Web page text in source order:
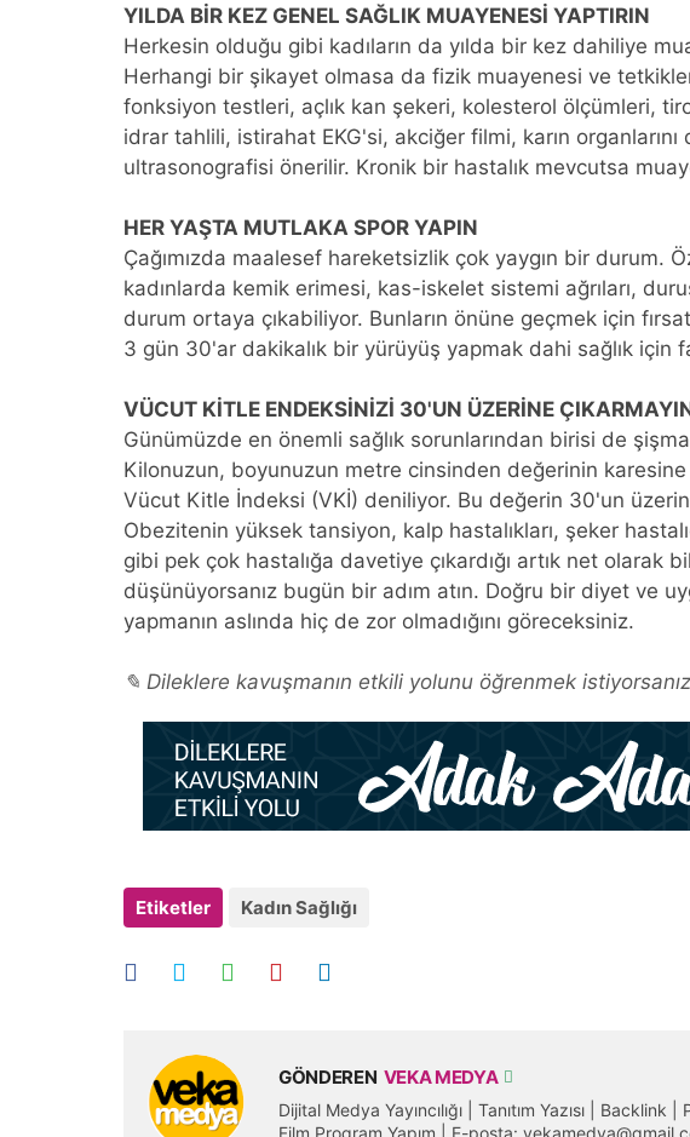
YILDA BİR KEZ GENEL SAĞLIK MUAYENESİ YAPTIRIN
Herkesin olduğu gibi kadıların da yılda bir kez dahiliye
Herhangi bir şikayet olmasa da fizik muayenesi ve
fonksiyon testleri, açlık kan şekeri, kolesterol ölçümleri,
idrar tahlili, istirahat EKG'si, akciğer filmi, karın
ultrasonografisi önerilir. Kronik bir hastalık mevcutsa
HER YAŞTA MUTLAKA SPOR YAPIN
Çağımızda maalesef hareketsizlik çok yaygın bir durum.
kadınlarda kemik erimesi, kas-iskelet sistemi ağrıları,
durum ortaya çıkabiliyor. Bunların önüne geçmek için
3 gün 30'ar dakikalık bir yürüyüş yapmak dahi sağlık için
VÜCUT KİTLE ENDEKSİNİZİ 30'UN ÜZERİNE
Günümüzde en önemli sağlık sorunlarından birisi de
Kilonuzun, boyunuzun metre cinsinden değerinin
Vücut Kitle İndeksi (VKİ) deniliyor. Bu değerin 30'un
Obezitenin yüksek tansiyon, kalp hastalıkları, şeker
gibi pek çok hastalığa davetiye çıkardığı artık net olarak
düşünüyorsanız bugün bir adım atın. Doğru bir diyet ve
yapmanın aslında hiç de zor olmadığını göreceksiniz.
✎ Dileklere kavuşmanın etkili yolunu öğrenmek istiyorsanız
Etiketler Kadın Sağlığı
GÖNDEREN VEKA MEDYA
Dijital Medya Yayıncılığı | Tanıtım Yazısı |
Film Program Yapım | E-posta: